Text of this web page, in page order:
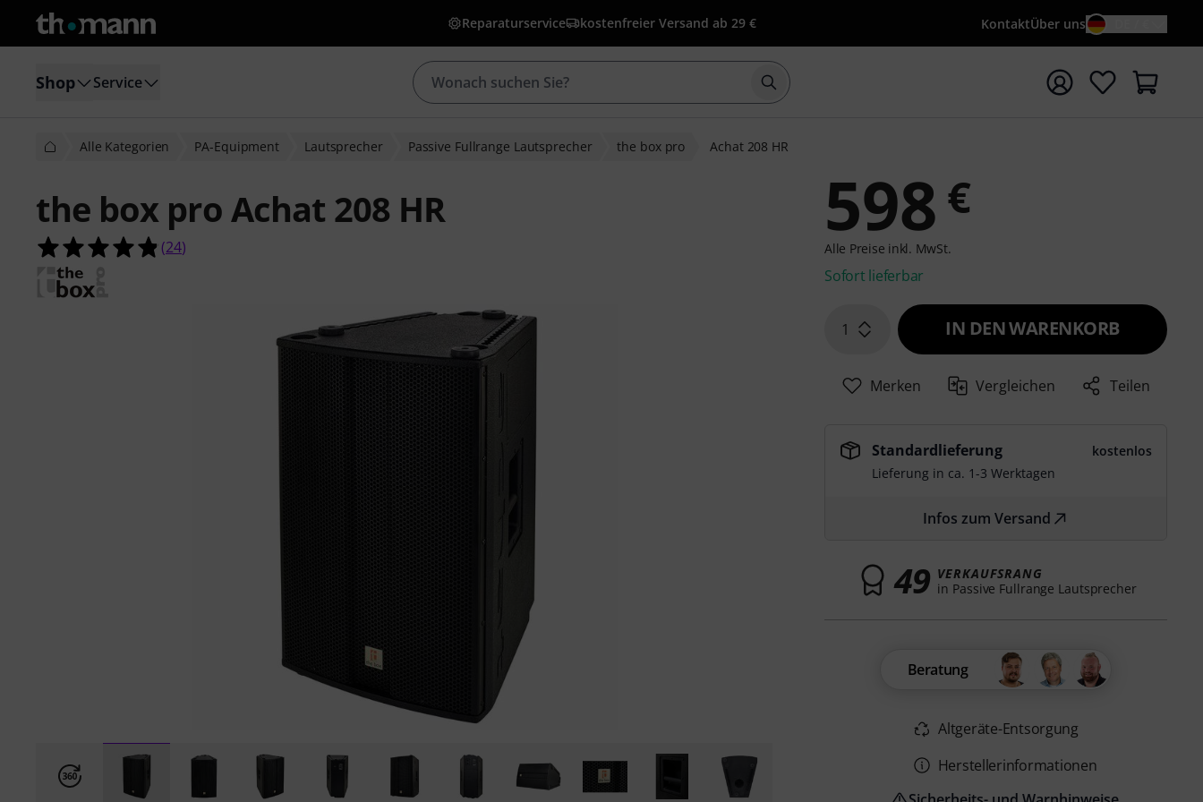
Reparaturservice kostenfreier Versand ab 29 € KontaktÜber uns
Shop Service Suche mit Suchwort {searchTerm} starten
Alle Kategorien PA-Equipment Lautsprecher Passive Fullrange Lautsprecher the box pro Achat 208 HR
the box pro Achat 208 HR
4.8 von 5 Sternen aus 24 Kundenbewertungen
(24) 598 €
Alle Preise inkl. MwSt.
Sofort lieferbar
1 IN DEN WARENKORB
Merken Vergleichen Teilen
Standardlieferung
kostenlos
Lieferung in ca. 1-3 Werktagen
Infos zum Versand
49 VERKAUFSRANG
in Passive Fullrange Lautsprecher
Beratung
Altgeräte-Entsorgung
Herstellerinformationen